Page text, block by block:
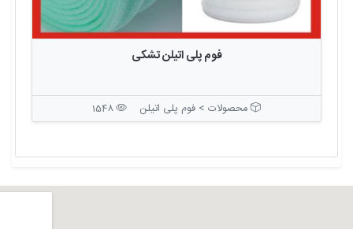
فوم پلی اتیلن تشکی
محصولات > فوم پلی اتیلن